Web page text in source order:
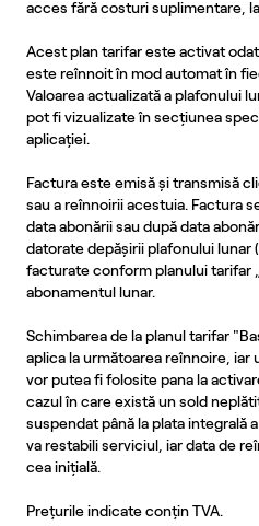
acces fără costuri suplimentare,
Acest plan tarifar este activat
este reînnoit în mod automat în
Valoarea actualizată a plafonului
pot fi vizualizate în secțiunea
aplicației.
Factura este emisă și transmisă
sau a reînnoirii acestuia. Factura
data abonării sau după data
datorate depășirii plafonului lunar
facturate conform planului tarifar
abonamentul lunar.
Schimbarea de la planul tarifar
aplica la următoarea reînnoire,
vor putea fi folosite pana la
cazul în care există un sold
suspendat până la plata integrală
va restabili serviciul, iar data de
cea inițială.
Prețurile indicate conțin TVA.